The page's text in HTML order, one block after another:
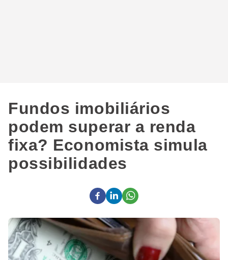
Fundos imobiliários
podem superar a renda
fixa? Economista simula
possibilidades